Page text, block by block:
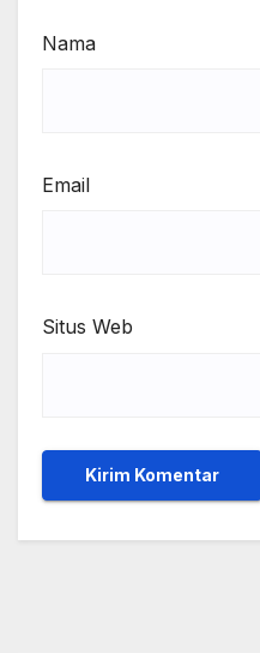
Nama
Email
Situs Web